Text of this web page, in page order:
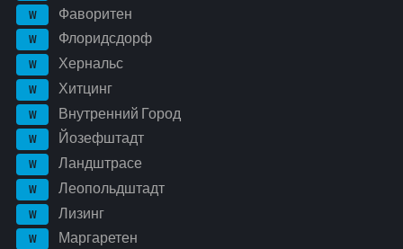
W Фаворитен
W Флоридсдорф
W Хернальс
W Хитцинг
W Внутренний Город
W Йозефштадт
W Ландштрасе
W Леопольдштадт
W Лизинг
W Маргаретен